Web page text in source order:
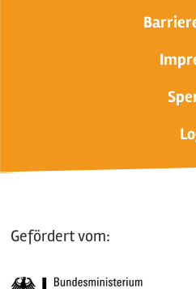
Gefördert vom: